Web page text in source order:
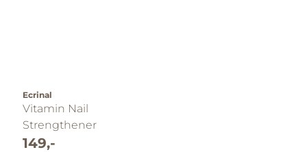
Ecrinal
Vitamin Nail
Strengthener
149,-